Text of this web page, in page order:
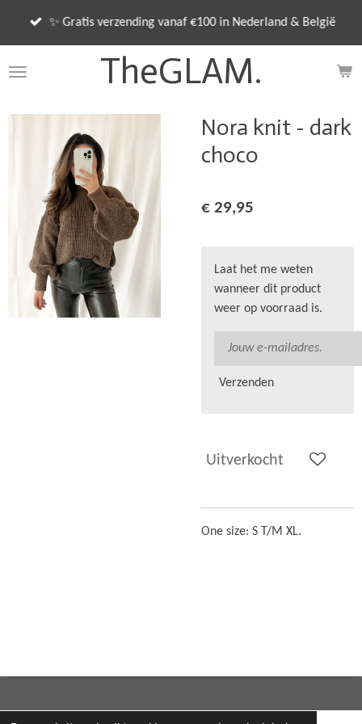
de
TheGLAM.
✨ Gratis verzending vanaf €100 in Nederland & België
Nora knit - dark
choco
€ 29,95
Laat het me weten
wanneer dit product
weer op voorraad is.
Verzenden
Uitverkocht
One size: S T/M XL.